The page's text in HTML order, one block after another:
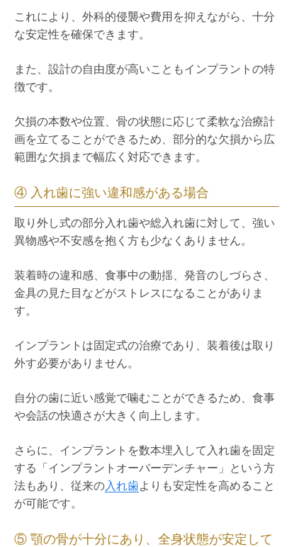
これにより、外科的侵襲や費用を抑えながら、十分
な安定性を確保できます。
また、設計の自由度が高いこともインプラントの特
徴です。
欠損の本数や位置、骨の状態に応じて柔軟な治療計
画を立てることができるため、部分的な欠損から広
範囲な欠損まで幅広く対応できます。
④ 入れ歯に強い違和感がある場合
取り外し式の部分入れ歯や総入れ歯に対して、強い
異物感や不安感を抱く方も少なくありません。
装着時の違和感、食事中の動揺、発音のしづらさ、
金具の見た目などがストレスになることがありま
す。
インプラントは固定式の治療であり、装着後は取り
外す必要がありません。
自分の歯に近い感覚で噛むことができるため、食事
や会話の快適さが大きく向上します。
さらに、インプラントを数本埋入して入れ歯を固定
する「インプラントオーバーデンチャー」という方
法もあり、従来の入れ歯よりも安定性を高めること
が可能です。
⑤ 顎の骨が十分にあり、全身状態が安定して